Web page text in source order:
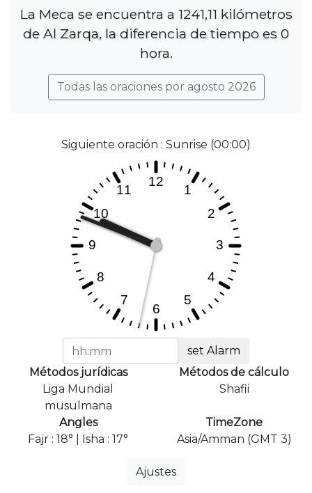
La Meca se encuentra a 1241,11 kilómetros
de Al Zarqa, la diferencia de tiempo es 0
hora.
Todas las oraciones por agosto 2026
Siguiente oración : Sunrise (00:00)
set Alarm
Métodos jurídicas
Liga Mundial
musulmana
Métodos de cálculo
Shafii
Angles
Fajr : 18° | Isha : 17°
TimeZone
Asia/Amman (GMT 3)
Ajustes